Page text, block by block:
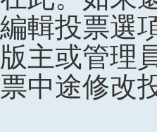
輯投票選
主或管理
中途修改